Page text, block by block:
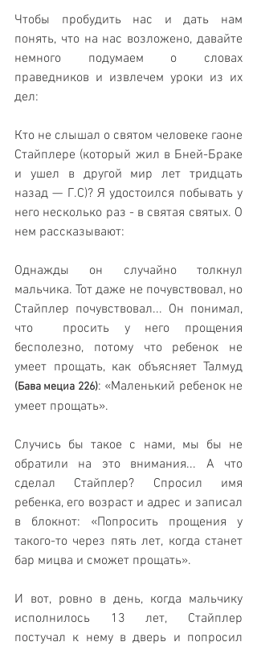
Чтобы пробудить нас и дать нам
понять, что на нас возложено, давайте
немного подумаем о словах
праведников и извлечем уроки из их
дел:
Кто не слышал о святом человеке гаоне
Стайплере (который жил в Бней-Браке
и ушел в другой мир лет тридцать
назад — Г.С)? Я удостоился побывать у
него несколько раз - в святая святых. О
нем рассказывают:
Однажды он случайно толкнул
мальчика. Тот даже не почувствовал, но
Стайплер почувствовал... Он понимал,
что  просить у него прощения
бесполезно, потому что ребенок не
(Бава мециа 226): «Маленький ребенок не
умеет прощать».
Случись бы такое с нами, мы бы не
обратили на это внимания... А что
сделал Стайплер? Спросил имя
ребенка, его возраст и адрес и записал
в блокнот: «Попросить прощения у
такого-то через пять лет, когда станет
бар мицва и сможет прощать».
И вот, ровно в день, когда мальчику
исполнилось 13 лет, Стайплер
постучал к нему в дверь и попросил